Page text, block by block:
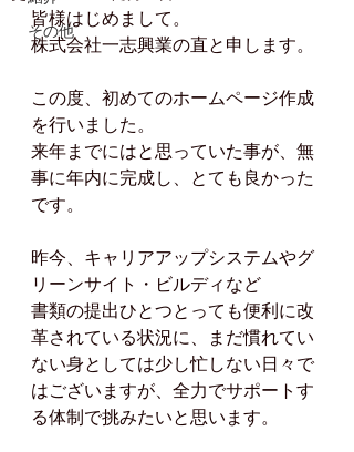
その他
皆様はじめまして。
株式会社一志興業の直と申します。
この度、初めてのホームページ作成
を行いました。
来年までにはと思っていた事が、無
事に年内に完成し、とても良かった
です。
昨今、キャリアアップシステムやグ
リーンサイト・ビルディなど
書類の提出ひとつとっても便利に改
革されている状況に、まだ慣れてい
ない身としては少し忙しない日々で
はございますが、全力でサポートす
る体制で挑みたいと思います。